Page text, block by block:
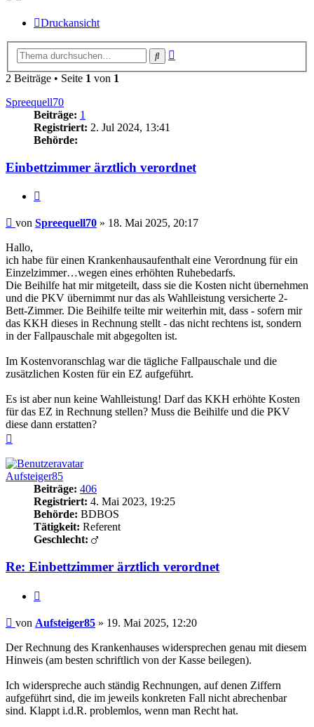
Druckansicht
Suche
2 Beiträge • Seite 1 von 1
Spreequell70
Beiträge: 1
Registriert: 2. Jul 2024, 13:41
Behörde:
Einbettzimmer ärztlich verordnet
Beitrag
von Spreequell70 » 18. Mai 2025, 20:17
Hallo,
ich habe für einen Krankenhausaufenthalt eine Verordnung für ein
Einzelzimmer…wegen eines erhöhten Ruhebedarfs.
Die Beihilfe hat mir mitgeteilt, dass sie die Kosten nicht übernehmen
und die PKV übernimmt nur das als Wahlleistung versicherte 2-
Bett-Zimmer. Die Beihilfe teilte mir weiterhin mit, dass - sofern mir
das KKH dieses in Rechnung stellt - das nicht rechtens ist, sondern
in der Fallpauschale mit abgegolten ist.
Im Kostenvoranschlag war die tägliche Fallpauschale und die
zusätzlichen Kosten für ein EZ aufgeführt.
Es ist aber nun keine Wahlleistung! Darf das KKH erhöhte Kosten
für das EZ in Rechnung stellen? Muss die Beihilfe und die PKV
diese dann erstatten?
Aufsteiger85
Beiträge: 406
Registriert: 4. Mai 2023, 19:25
Behörde: BDBOS
Tätigkeit: Referent
Geschlecht:
Re: Einbettzimmer ärztlich verordnet
Beitrag
von Aufsteiger85 » 19. Mai 2025, 12:20
Der Rechnung des Krankenhauses widersprechen genau mit diesem
Hinweis (am besten schriftlich von der Kasse beilegen).
Ich widerspreche auch ständig Rechnungen, auf denen Ziffern
aufgeführt sind, die im jeweils konkreten Fall nicht abrechenbar
sind. Klappt i.d.R. problemlos, wenn man Recht hat.